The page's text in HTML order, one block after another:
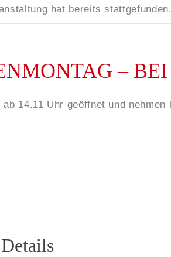
hat bereits stattgefunden.
–
ab 14.11 Uhr geöffnet und